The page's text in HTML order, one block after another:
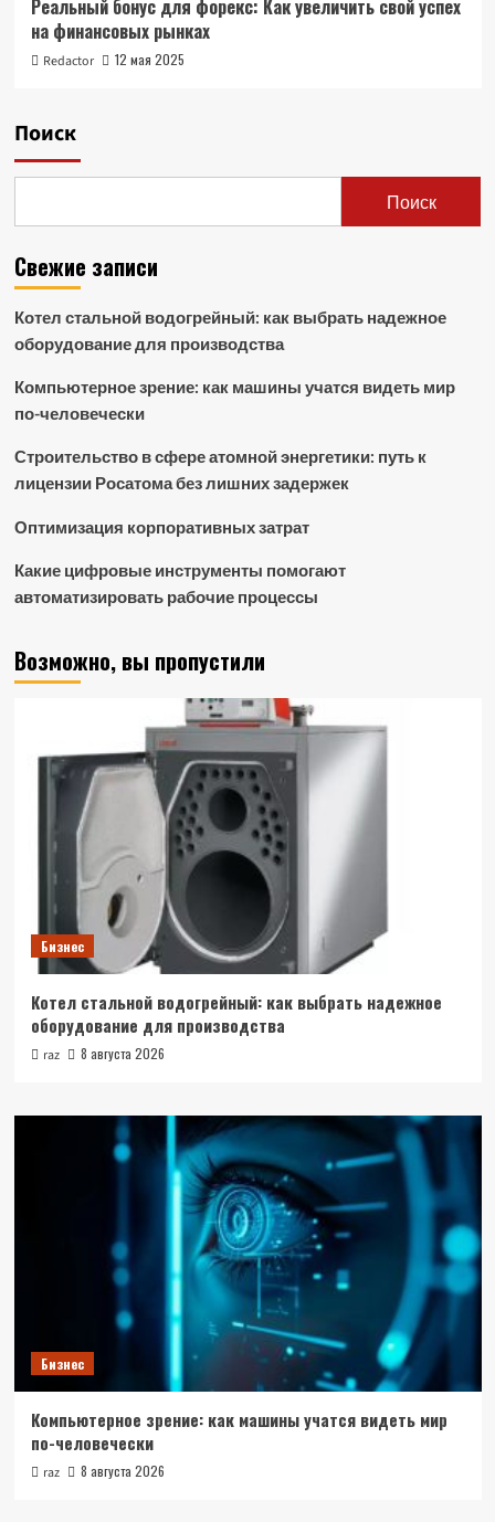
Реальный бонус для форекс: Как увеличить свой успех
на финансовых рынках
Redactor 12 мая 2025
Поиск
Поиск
Свежие записи
Котел стальной водогрейный: как выбрать надежное
оборудование для производства
Компьютерное зрение: как машины учатся видеть мир
по-человечески
Строительство в сфере атомной энергетики: путь к
лицензии Росатома без лишних задержек
Оптимизация корпоративных затрат
Какие цифровые инструменты помогают
автоматизировать рабочие процессы
Возможно, вы пропустили
Бизнес
Котел стальной водогрейный: как выбрать надежное
оборудование для производства
raz 8 августа 2026
Бизнес
Компьютерное зрение: как машины учатся видеть мир
по-человечески
raz 8 августа 2026